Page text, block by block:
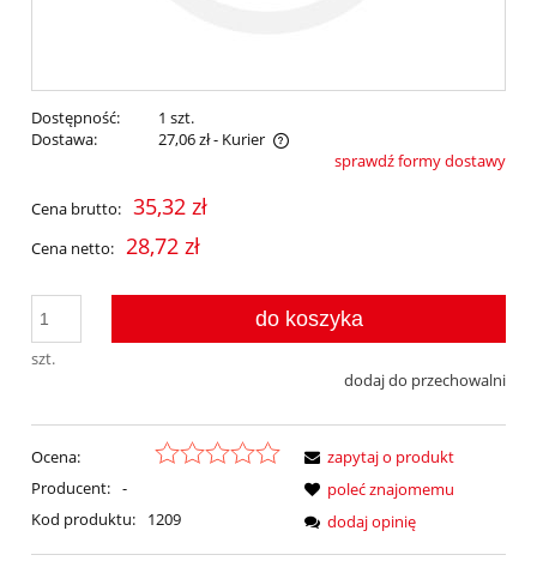
Dostępność:
1 szt.
Dostawa:
27,06 zł- Kurier
Cena nie zawiera ewentualnych kosztów płatnościsprawdź formy dostawy
Cena brutto: 35,32 zł
Cena netto: 28,72 zł
szt.
do koszyka
dodaj do przechowalni
Ocena:
Producent: -
Kod produktu:
1209
zapytaj o produkt
poleć znajomemu
dodaj opinię